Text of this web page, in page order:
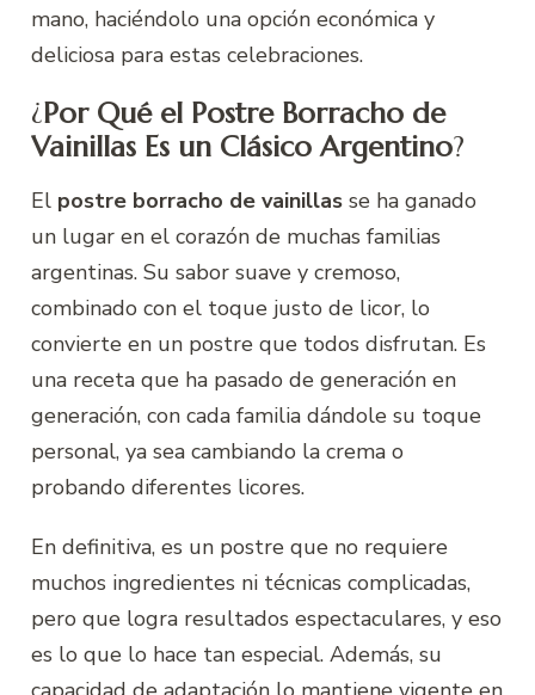
mano, haciéndolo una opción económica y
deliciosa para estas celebraciones.
¿Por Qué el Postre Borracho de
Vainillas Es un Clásico Argentino?
El postre borracho de vainillas se ha ganado
un lugar en el corazón de muchas familias
argentinas. Su sabor suave y cremoso,
combinado con el toque justo de licor, lo
convierte en un postre que todos disfrutan. Es
una receta que ha pasado de generación en
generación, con cada familia dándole su toque
personal, ya sea cambiando la crema o
probando diferentes licores.
En definitiva, es un postre que no requiere
muchos ingredientes ni técnicas complicadas,
pero que logra resultados espectaculares, y eso
es lo que lo hace tan especial. Además, su